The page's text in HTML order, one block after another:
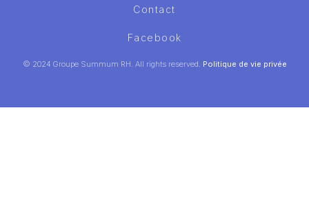
Contact
Facebook
© 2024 Groupe Summum RH. All rights reserved. Politique de vie privée